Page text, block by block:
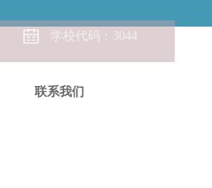
学校代码：3044
联系我们